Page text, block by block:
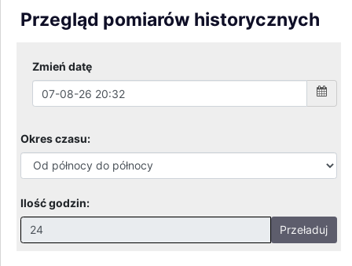
Przegląd pomiarów historycznych
Zmień datę
Okres czasu:
Ilość godzin:
Przeładuj